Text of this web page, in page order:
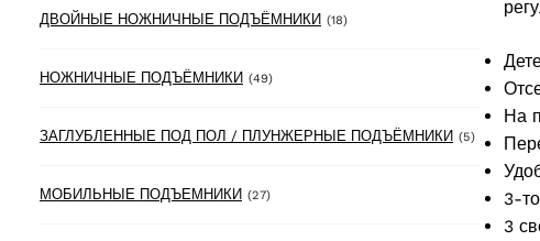
ДВОЙНЫЕ НОЖНИЧНЫЕ ПОДЪЁМНИКИ (18)18 products
НОЖНИЧНЫЕ ПОДЪЁМНИКИ (49)49 products
ЗАГЛУБЛЕННЫЕ ПОД ПОЛ / ПЛУНЖЕРНЫЕ ПОДЪЁМНИКИ (5)5 products
МОБИЛЬНЫЕ ПОДЪЕМНИКИ (27)27 products
На
3-
3